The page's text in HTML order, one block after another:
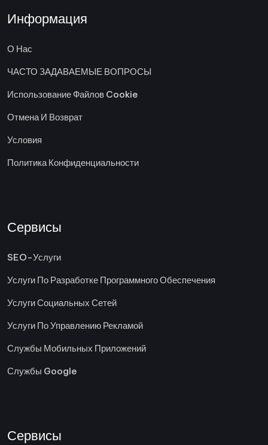
Информация
О Нас
ЧАСТО ЗАДАВАЕМЫЕ ВОПРОСЫ
Использование Файлов Cookie
Отмена И Возврат
Условия
Политика Конфиденциальности
Сервисы
SEO-Услуги
Услуги По Разработке Программного Обеспечения
Услуги Социальных Сетей
Услуги По Управлению Рекламой
Службы Мобильных Приложений
Службы Google
Сервисы